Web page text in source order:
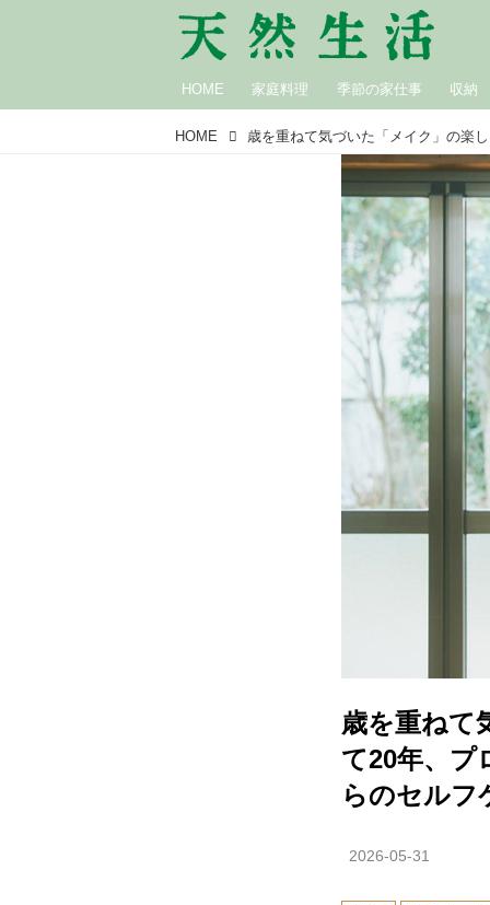
HOME 家庭料理 季節の家仕事 収納
HOME
歳を重ねて
て20年、プ
らのセルフ
2026-05-31